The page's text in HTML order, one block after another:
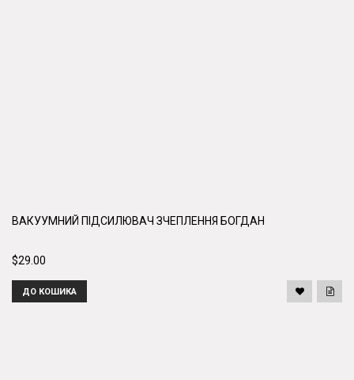
ВАКУУМНИЙ ПІДСИЛЮВАЧ ЗЧЕПЛЕННЯ БОГДАН
$29.00
ДО КОШИКА